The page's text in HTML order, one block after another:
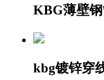
KBG薄壁
kbg镀锌穿